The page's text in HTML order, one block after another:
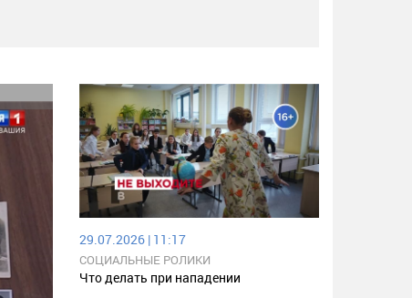
29.07.2026 | 11:17
СОЦИАЛЬНЫЕ РОЛИКИ
Что делать при нападении